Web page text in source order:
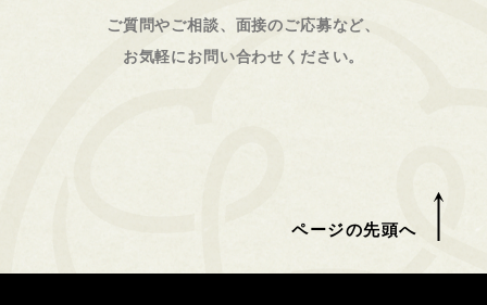
ご質問やご相談、面接のご応募など、
お気軽にお問い合わせください。
ページの先頭へ